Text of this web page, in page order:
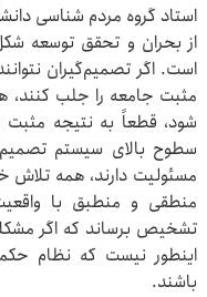
استاد گروه مردم شناسی
از بحران و تحقق توسعه
است. اگر تصمیم‌گیران
مثبت جامعه را جلب کنند،
شود، قطعاً به نتیجه مثبت
سطوح بالای سیستم
مسئولیت دارند، همه تلاش
منطقی و منطبق با
تشخیص برساند که اگر
اینطور نیست که نظام
باشند.